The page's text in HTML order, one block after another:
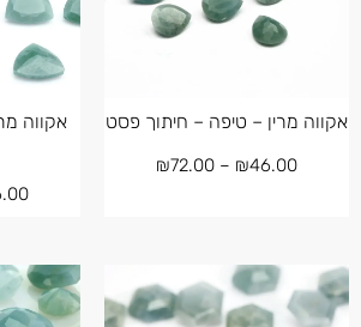
אקווה מרין – טיפה – חיתוך פסט
₪46.00
–
₪72.00
אקווה